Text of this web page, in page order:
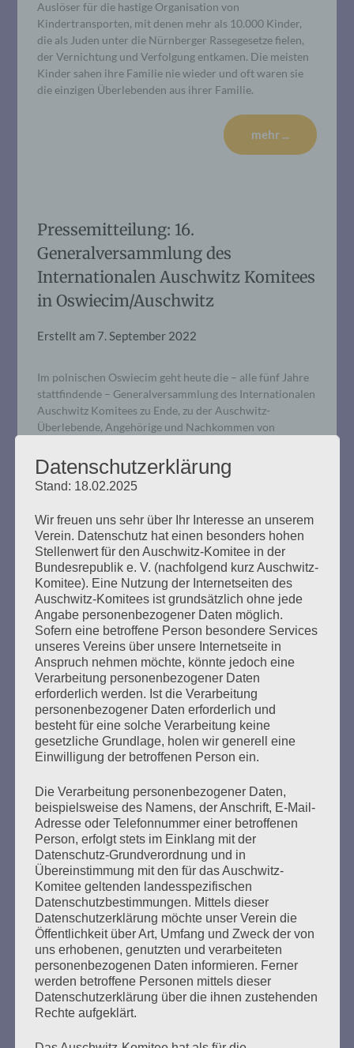
Auslöser für die hastige Organisation von
Kindertransporten, mit denen mehr als 10.000 Kinder,
die als Juden unter die Nürnberger Rassegesetze fielen,
der Vernichtung und Verfolgung entkamen. Die meisten
Kinder sahen ihre Familie nie wieder und oft waren sie
die einzigen Überlebenden aus ihrer Familie.
mehr ...
Pressemitteilung: 16.
Generalversammlung des
Internationalen Auschwitz Komitees
in Oswiecim/Auschwitz
Erstellt am 7. September 2022
Im polnischen Oswiecim geht heute die – alle fünf Jahre
stattfindende – Generalversammlung des Internationalen
Auschwitz Komitees zu Ende, zu der Auschwitz-
Überlebende, Angehörige und Nachkommen von
Auschwitz Stiftungen aus 11 Ländern angereist waren.
Frieden schaffen – ohne Waffen!
Erstellt am25. August 2022
Aufruf & Programm zum Antikriegstag 2022. Seit 1957
erinnert dieser Tag an die verheerenden Folgen zweier
Weltkriege und mahnt, dass kriegerische
Gesellschaften, Nationalstaaten oder Menschen
schaffen. Der DGB Hamburg ruft zusammen mit
befreundeten Verbänden dazu auf, am 1. September ein
Zeichen für den Frieden zu setzen.
mehr ...
Seitennummerierung
der
Zurück 9
Datenschutzerklärung
Stand: 18.02.2025
Wir freuen uns sehr über Ihr Interesse an unserem
Verein. Datenschutz hat einen besonders hohen
Stellenwert für den Auschwitz-Komitee in der
Bundesrepublik e. V. (nachfolgend kurz Auschwitz-
Komitee). Eine Nutzung der Internetseiten des
Auschwitz-Komitees ist grundsätzlich ohne jede
Angabe personenbezogener Daten möglich.
Sofern eine betroffene Person besondere Services
unseres Vereins über unsere Internetseite in
Anspruch nehmen möchte, könnte jedoch eine
Verarbeitung personenbezogener Daten
erforderlich werden. Ist die Verarbeitung
personenbezogener Daten erforderlich und
besteht für eine solche Verarbeitung keine
gesetzliche Grundlage, holen wir generell eine
Einwilligung der betroffenen Person ein.
Die Verarbeitung personenbezogener Daten,
beispielsweise des Namens, der Anschrift, E-Mail-
Adresse oder Telefonnummer einer betroffenen
Person, erfolgt stets im Einklang mit der
Datenschutz-Grundverordnung und in
Übereinstimmung mit den für das Auschwitz-
Komitee geltenden landesspezifischen
Datenschutzbestimmungen. Mittels dieser
Datenschutzerklärung möchte unser Verein die
Öffentlichkeit über Art, Umfang und Zweck der von
uns erhobenen, genutzten und verarbeiteten
personenbezogenen Daten informieren. Ferner
werden betroffene Personen mittels dieser
Datenschutzerklärung über die ihnen zustehenden
Rechte aufgeklärt.